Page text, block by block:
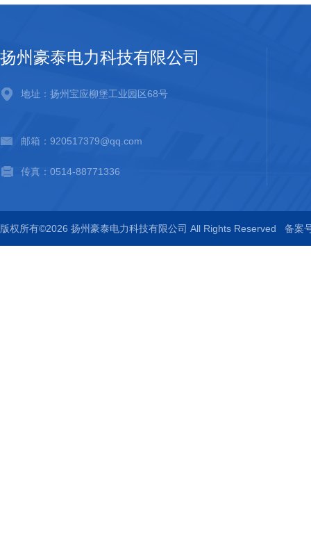
扬州豪泰电力科技有限公司
地址：扬州宝应柳堡工业园区68号
邮箱：920517379@qq.com
传真：0514-88771336
版权所有©2026 扬州豪泰电力科技有限公司 All Rights Reserved 备案